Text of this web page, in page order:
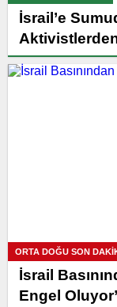
İsrail’e
ORTA DOĞU SON
İsrail
Engel